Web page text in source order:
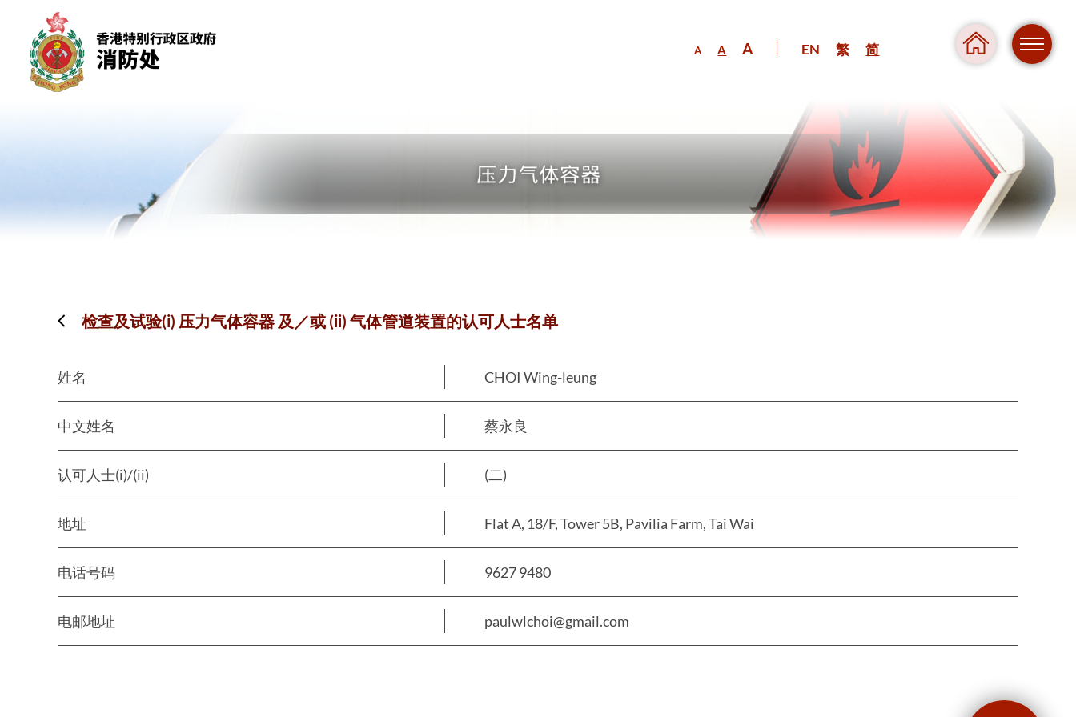
A A A EN 繁 简
危险
检查及试验(i) 压力气体容器 及／或 (ii) 气体管道装置的认可人士名单
姓名 CHOI Wing-leung
中文姓名 蔡永良
认可人士(i)/(ii) (二)
地址 Flat A, 18/F, Tower 5B, Pavilia Farm, Tai Wai
电话号码 9627 9480
电邮地址 paulwlchoi@gmail.com